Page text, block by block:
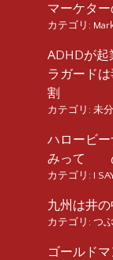
マーケター
カテゴリ:
ADHDが起
ラガードは
割
カテゴリ: 未
ハロービ
みって
カテゴリ: I
九州は井
カテゴリ: つ
ゴールド